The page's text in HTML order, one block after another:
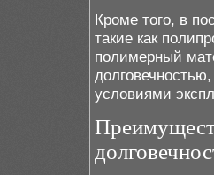
Кроме того, в
такие как
полимерный
условиями